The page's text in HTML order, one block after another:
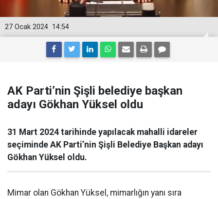
14:54
27 Ocak 2024
AK Parti’nin Şişli belediye başkan
adayı Gökhan Yüksel oldu
31 Mart 2024 tarihinde yapılacak mahalli idareler
seçiminde AK Parti’nin Şişli Belediye Başkan adayı
Gökhan Yüksel oldu.
Mimar olan Gökhan Yüksel, mimarlığın yanı sıra